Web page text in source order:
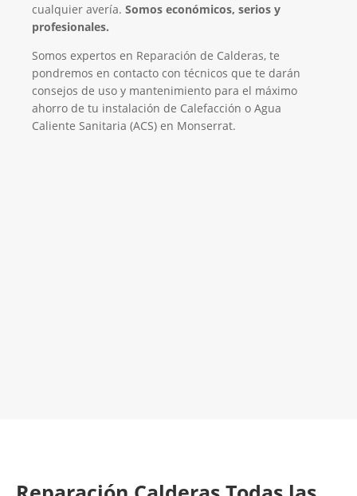
cualquier avería. Somos económicos, serios y
profesionales.
Somos expertos en Reparación de Calderas, te
pondremos en contacto con técnicos que te darán
consejos de uso y mantenimiento para el máximo
ahorro de tu instalación de Calefacción o Agua
Caliente Sanitaria (ACS) en Monserrat.